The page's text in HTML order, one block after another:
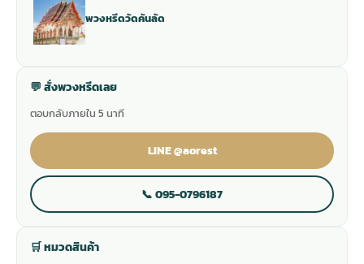
พวงหรีดวัดคันลัด
💬 สั่งพวงหรีดเลย
ตอบกลับภายใน 5 นาที
LINE @aorest
📞 095-0796187
🛒 หมวดสินค้า